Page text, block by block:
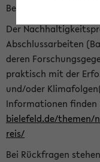
Bewerbungsfrist endet
Der
Abschlussarbeiten
deren
praktisch mit der
und/oder
Informationen finden
bielefeld.de/
reis/
Bei Rückfragen